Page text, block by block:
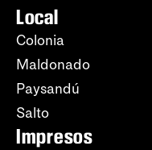
Local
Colonia
Maldonado
Paysandú
Salto
Impresos